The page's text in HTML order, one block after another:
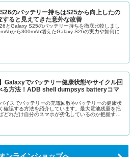
のバッテリー持ちはS25から向上したの
すると見えてきた意外な改善
とGalaxy S25のバッテリー持ちを徹底比較しまし
から300mAh増えたGalaxy S26の実力や如何に
Galaxyでバッテリー健康状態やサイクル回
る方法！ADB shell dumpsys batteryコマ
イスでバッテリーの充電回数やバッテリーの健康状
確認する方法を紹介しています。最大電池残量を把
どれだけ自分のスマホが劣化しているのか把握する